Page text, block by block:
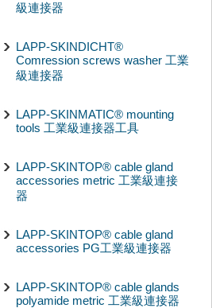
級連接器
LAPP-SKINDICHT®
Comression screws washer 工業
級連接器
LAPP-SKINMATIC® mounting
tools 工業級連接器工具
LAPP-SKINTOP® cable gland
accessories metric 工業級連接
器
LAPP-SKINTOP® cable gland
accessories PG工業級連接器
LAPP-SKINTOP® cable glands
polyamide metric 工業級連接器